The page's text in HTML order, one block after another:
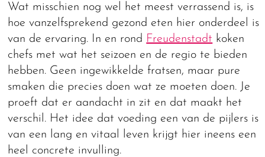
Wat misschien nog wel het meest verrassend is, is
hoe vanzelfsprekend gezond eten hier onderdeel is
van de ervaring. In en rond Freudenstadt koken
chefs met wat het seizoen en de regio te bieden
hebben. Geen ingewikkelde fratsen, maar pure
smaken die precies doen wat ze moeten doen. Je
proeft dat er aandacht in zit en dat maakt het
verschil. Het idee dat voeding een van de pijlers is
van een lang en vitaal leven krijgt hier ineens een
heel concrete invulling.